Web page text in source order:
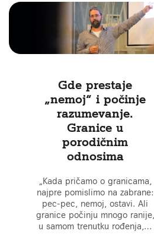
Gde prestaje
„nemoj“ i počinje
razumevanje.
Granice u
porodičnim
odnosima
„Kada pričamo o granicama,
najpre pomislimo na zabrane:
pec-pec, nemoj, ostavi. Ali
granice počinju mnogo ranije,
u samom trenutku rođenja,…